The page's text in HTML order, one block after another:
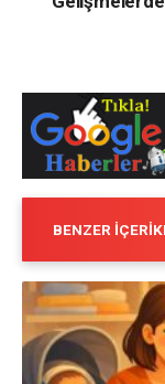
BENZER